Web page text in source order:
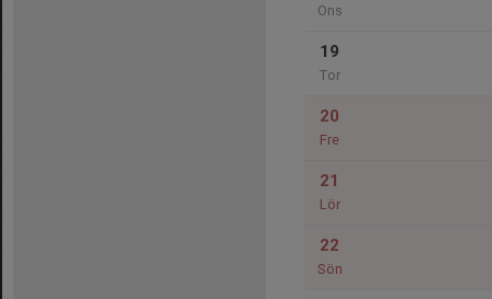
Ons
19
Tor
20
Fre
21
Lör
22
Sön